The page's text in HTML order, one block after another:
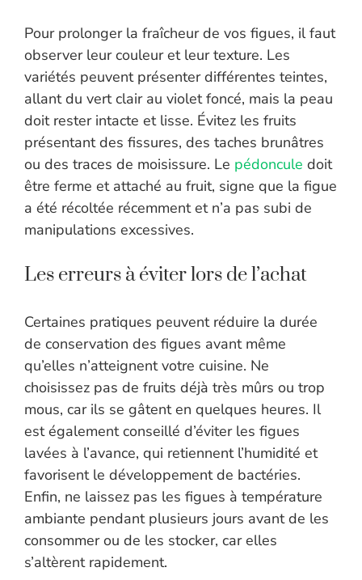
Pour prolonger la fraîcheur de vos figues, il faut
observer leur couleur et leur texture. Les
variétés peuvent présenter différentes teintes,
allant du vert clair au violet foncé, mais la peau
doit rester intacte et lisse. Évitez les fruits
présentant des fissures, des taches brunâtres
ou des traces de moisissure. Le pédoncule doit
être ferme et attaché au fruit, signe que la figue
a été récoltée récemment et n’a pas subi de
manipulations excessives.
Les erreurs à éviter lors de l’achat
Certaines pratiques peuvent réduire la durée
de conservation des figues avant même
qu’elles n’atteignent votre cuisine. Ne
choisissez pas de fruits déjà très mûrs ou trop
mous, car ils se gâtent en quelques heures. Il
est également conseillé d’éviter les figues
lavées à l’avance, qui retiennent l’humidité et
favorisent le développement de bactéries.
Enfin, ne laissez pas les figues à température
ambiante pendant plusieurs jours avant de les
consommer ou de les stocker, car elles
s’altèrent rapidement.